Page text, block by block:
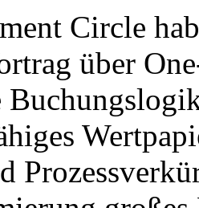
Circle
über